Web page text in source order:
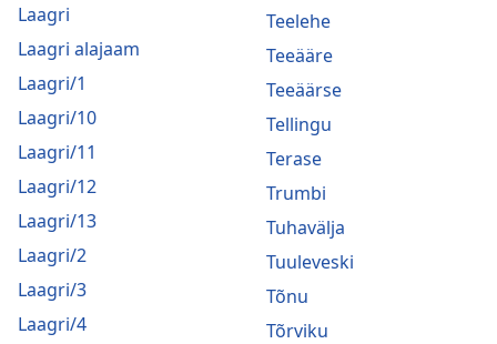
Laagri
Laagri alajaam
Laagri/1
Laagri/10
Laagri/11
Laagri/12
Laagri/13
Laagri/2
Laagri/3
Laagri/4
Teelehe
Teeääre
Teeäärse
Tellingu
Terase
Trumbi
Tuhavälja
Tuuleveski
Tõnu
Tõrviku